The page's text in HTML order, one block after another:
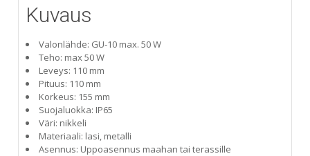
Kuvaus
Valonlähde: GU-10 max. 50 W
Teho: max 50 W
Leveys: 110 mm
Pituus: 110 mm
Korkeus: 155 mm
Suojaluokka: IP65
Väri: nikkeli
Materiaali: lasi, metalli
Asennus: Uppoasennus maahan tai terassille